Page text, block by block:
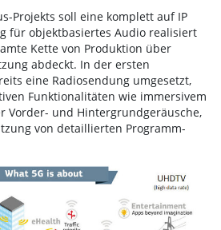
Projekts soll eine komplett auf IP
für objektbasiertes Audio realisiert
Kette von Produktion über
abdeckt. In der ersten
eine Radiosendung umgesetzt,
Funktionalitäten wie immersivem
Vorder- und Hintergrundgeräusche,
von detaillierten Programm-